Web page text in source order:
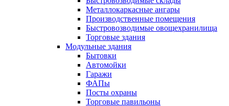
Металлокаркасные ангары
Производственные помещения
Быстровозводимые овощехранилища
Торговые здания
Модульные здания
Бытовки
Автомойки
Гаражи
ФАПы
Посты охраны
Торговые павильоны